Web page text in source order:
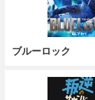
ブルーロック